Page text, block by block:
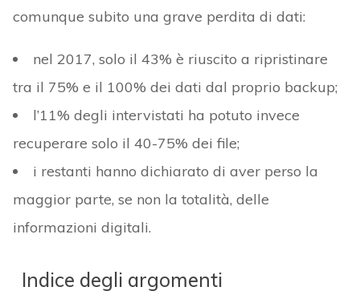
comunque subito una grave perdita di dati:
nel 2017, solo il 43% è riuscito a ripristinare
tra il 75% e il 100% dei dati dal proprio backup;
l’11% degli intervistati ha potuto invece
recuperare solo il 40-75% dei file;
i restanti hanno dichiarato di aver perso la
maggior parte, se non la totalità, delle
informazioni digitali.
Indice degli argomenti